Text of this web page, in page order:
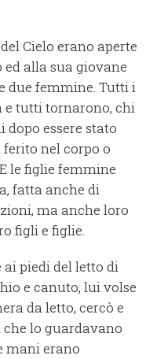
Cielo erano aperte
ed alla sua giovane
due femmine. Tutti i
tutti tornarono, chi
essere stato
nel corpo o
le figlie femmine
fatta anche di
ma anche loro
figli e figlie.
ai piedi del letto di
e canuto, lui volse
da letto, cercò e
lo guardavano
mani erano